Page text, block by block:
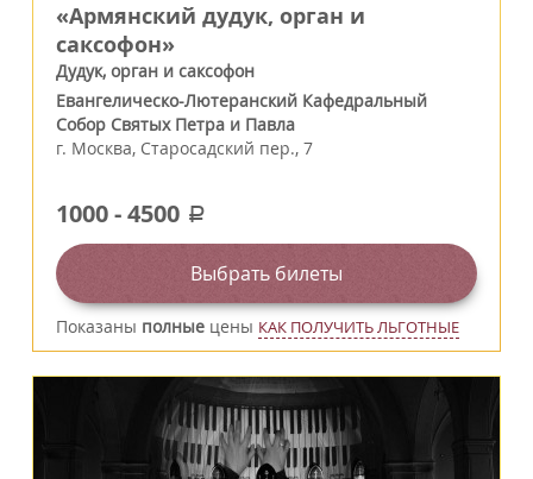
«Армянский дудук, орган и
саксофон»
Дудук, орган и саксофон
Евангелическо-Лютеранский Кафедральный
Собор Святых Петра и Павла
г. Москва, Старосадский пер., 7
1000-4500 a
Выбрать билеты
Показаны полные цены КАК ПОЛУЧИТЬ ЛЬГОТНЫЕ